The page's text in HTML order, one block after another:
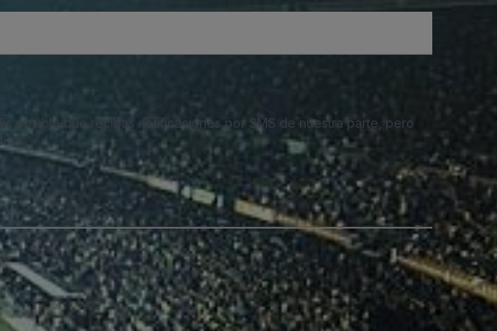
. Es posible que recibas notificaciones por SMS de nuestra parte, pero